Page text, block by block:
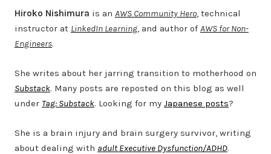
Hiroko Nishimura is an AWS Community Hero, technical
instructor at LinkedIn Learning, and author of AWS for Non-
Engineers.
She writes about her jarring transition to motherhood on
Substack. Many posts are reposted on this blog as well
under Tag: Substack. Looking for my Japanese posts?
She is a brain injury and brain surgery survivor, writing
about dealing with adult Executive Dysfunction/ADHD.